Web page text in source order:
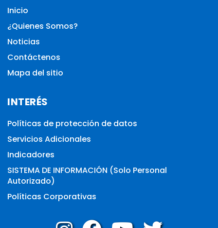
Inicio
¿Quienes Somos?
Noticias
Contáctenos
Mapa del sitio
INTERÉS
Políticas de protección de datos
Servicios Adicionales
Indicadores
SISTEMA DE INFORMACIÓN (Solo Personal
Autorizado)
Políticas Corporativas